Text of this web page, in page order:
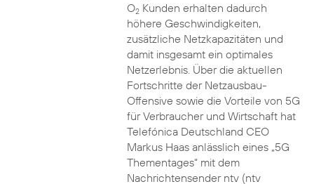
O2Kunden erhalten dadurch
höhere Geschwindigkeiten,
zusätzliche Netzkapazitäten und
damit insgesamt ein optimales
Netzerlebnis. Über die aktuellen
Fortschritte der Netzausbau-
Offensive sowie die Vorteile von 5G
für Verbraucher und Wirtschaft hat
Telefónica Deutschland CEO
Markus Haas anlässlich eines „5G
Thementages“ mit dem
Nachrichtensender ntv (ntv